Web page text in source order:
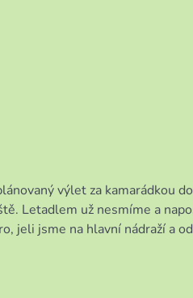
výlet za kamarádkou
Letadlem už nesmíme a
jeli jsme na hlavní nádraží a